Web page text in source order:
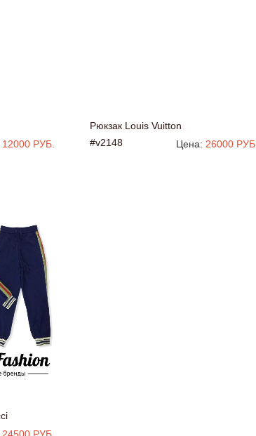
12000 РУБ.
Рюкзак Louis Vuitton
#v2148
Цена: 26000 РУБ.